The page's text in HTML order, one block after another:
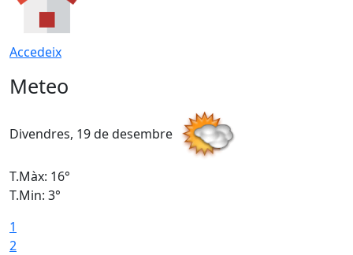
Accedeix
Meteo
Divendres, 19 de desembre
T.Màx: 16°
T.Min: 3°
1
2